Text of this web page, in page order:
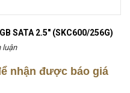
SATA 2.5" (SKC600/256G)
luận
nhận được báo giá